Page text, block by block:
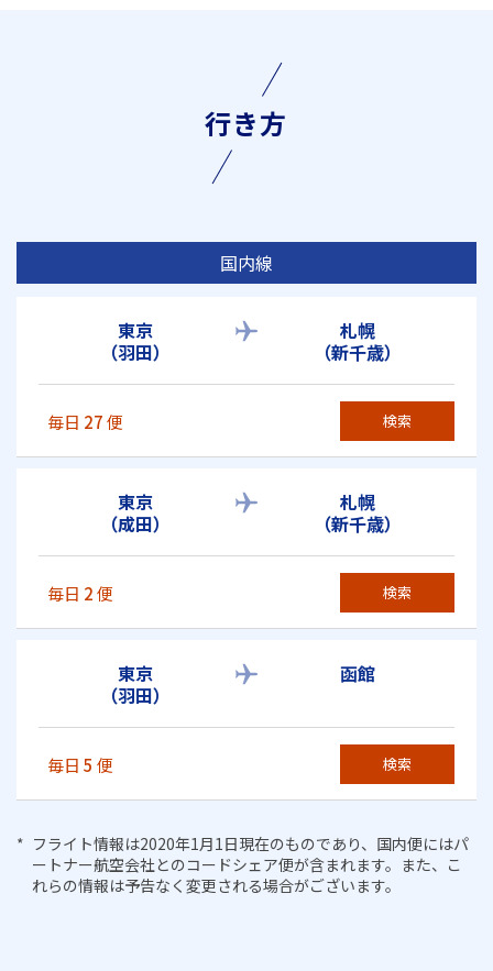
行き方
国内線
東京
（羽田）
札幌
（新千歳）
毎日 27便 検索
東京
（成田）
札幌
（新千歳）
毎日 2便 検索
東京
（羽田）
函館
毎日 5 便 検索
フライト情報は2020年1月1日現在のものであり、国内便にはパ
ートナー航空会社とのコードシェア便が含まれます。また、こ
れらの情報は予告なく変更される場合がございます。